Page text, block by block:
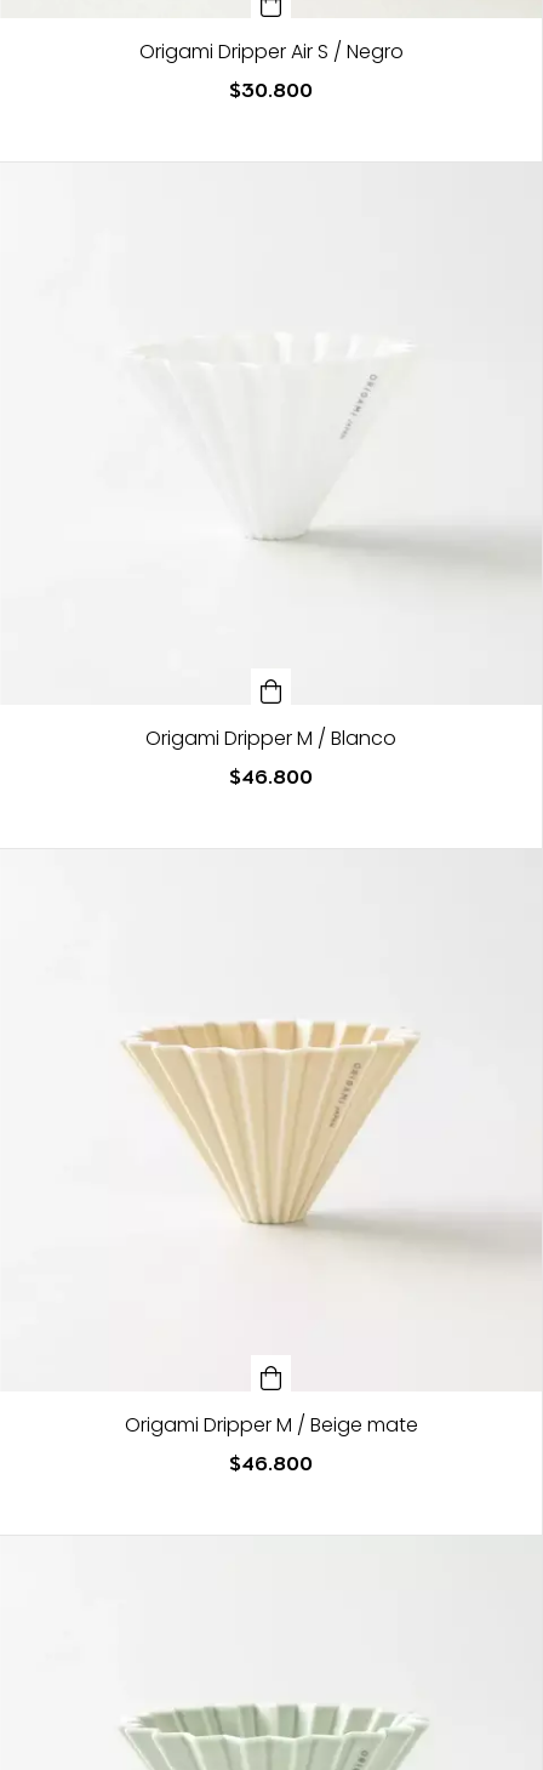
Origami Dripper Air S / Negro
$30.800
Origami Dripper M / Blanco
$46.800
Origami Dripper M / Beige mate
$46.800